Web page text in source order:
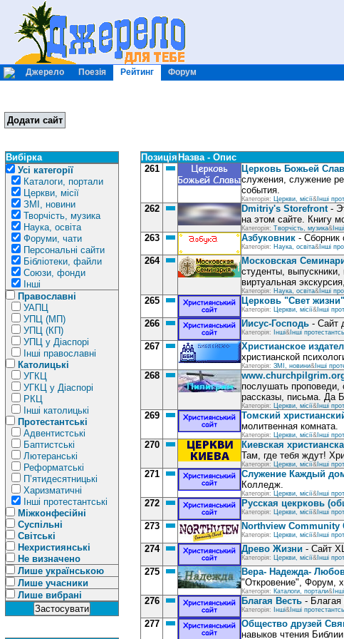
Джерело Поезія Рейтинг Форум
Додати сайт
Вибірка
Усі категорії
Каталоги, портали
Церкви, місії
ЗМІ, новини
Творчість, музика
Наука, освіта
Форуми, чати
Персональні сайти
Бібліотеки, файли
Союзи, фонди
Інші
Православні
УАПЦ
УПЦ (МП)
УПЦ (КП)
УПЦ у Діаспорі
Інші православні
Католицькі
УГКЦ
УГКЦ у Діаспорі
РКЦ
Інші католицькі
Протестантські
Адвентистські
Баптистські
Лютеранські
Реформатські
П’ятидесятницькі
Харизматичні
Інші протестантські
Міжконфесійні
Суспільні
Світські
Нехристиянські
Не визначено
Лише українською
Лише учасники
Лише вибрані
Позиція Назва - Опис
261
Церковь Божьей
служения, служение
события.
Категорія: Церкви, місії& Інші
262 Dmitriy's Storefront-
на этом сайте. Книгу
Категорія: Творчість, музика&
263 Азбуковник - Cборник
Категорія: Наука, освіта& Інші
264 Московская
студенты,
виртуальная
Категорія: Наука, освіта& Інші
265 Церковь "Свет жизни"
Категорія: Церкви, місії& Інші
266 Иисус-Господь - Сайт
Категорія: Інші& Інші
267 Христианское
христианской
Категорія: ЗМІ, новини& Інші
268
послушать проповеди,
рассказы, письма. Да
Категорія: Церкви, місії& Інші
269 Томский
молитвенная комната.
Категорія: Церкви, місії& Інші
270 Киевская
Там, где тебя ждут!
Категорія: Церкви, місії& Інші
271 Служение Каждый
Колледж.
Категорія: Церкви, місії& Інші
272 Русская цекрковь
Категорія: Церкви, місії& Інші
273 Northview Community
Категорія: Церкви, місії& Інші
274 Древо Жизни - Сайт
Категорія: Церкви, місії& Інші
275 Вера- Надежда-
"Откровение", Форум,
Категорія: Каталоги, портали&
276 Благая Весть - Благая
Категорія: Інші& Інші
277 Общество друзей
навыков чтения